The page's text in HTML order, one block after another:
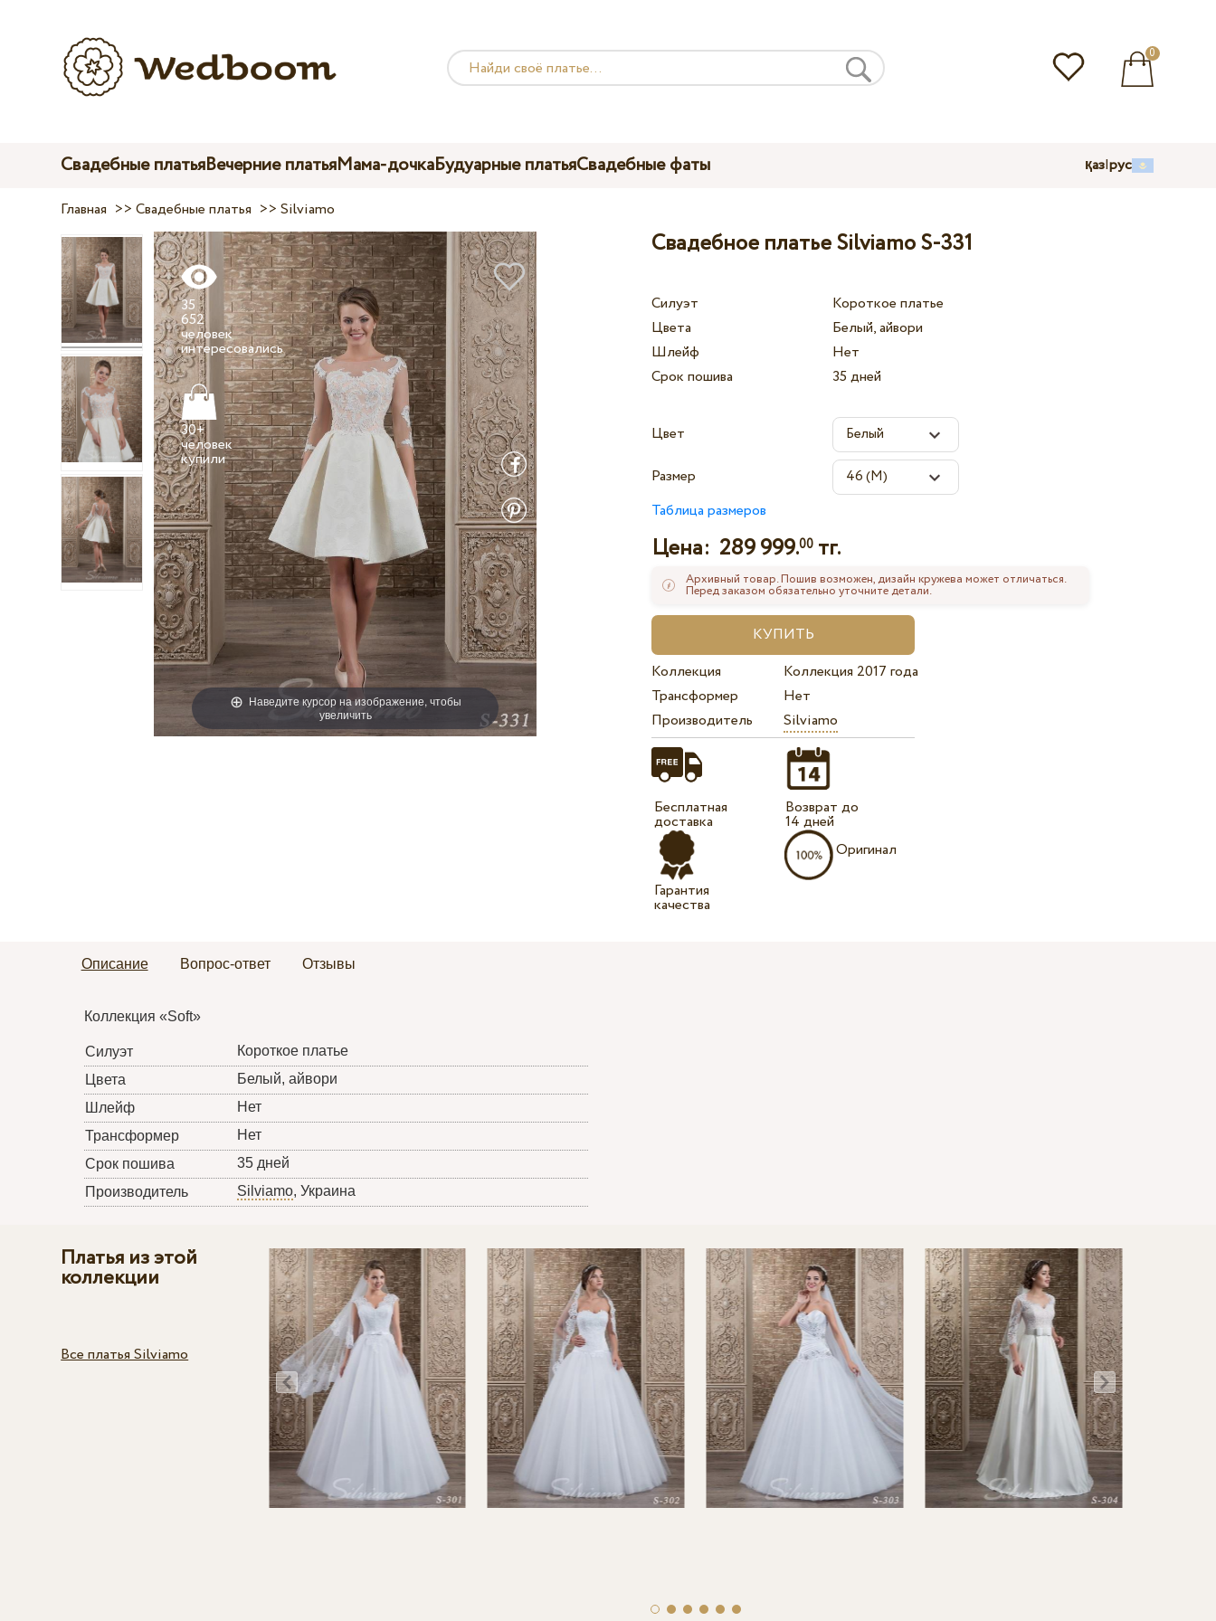
0
Свадебные платьяВечерние платьяМама-дочкаБудуарные платьяСвадебные фаты қаз|рус
Главная >>Свадебные платья >>Silviamo
Наведите курсор на изображение, чтобы
увеличить
35
652
человек
интересовались
30+
человек
купили
Свадебное платье Silviamo S-331
Силуэт
Короткое платье
Цвета
Белый, айвори
Шлейф
Нет
Срок пошива
35 дней
Цвет
Размер
Таблица размеров
Цена: 289 999.00 тг.
Архивный товар. Пошив возможен, дизайн кружева может отличаться.
Перед заказом обязательно уточните детали.
Коллекция
Коллекция 2017 года
Трансформер
Нет
Производитель
Silviamo
Бесплатная
доставка
Гарантия
качества
Возврат до
14 дней
Оригинал
Описание Вопрос-ответ Отзывы
Коллекция «Soft»
Силуэт
Короткое платье
Цвета
Белый, айвори
Шлейф
Нет
Трансформер
Нет
Срок пошива
35 дней
Производитель
Silviamo, Украина
Платья из этой
коллекции
Все платья Silviamo